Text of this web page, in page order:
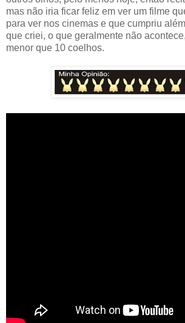
mas não iria ficar feliz em ver um filme
para ver nos cinemas e que cumpriu
que criei, o que geralmente não
menor que 10 coelhos.